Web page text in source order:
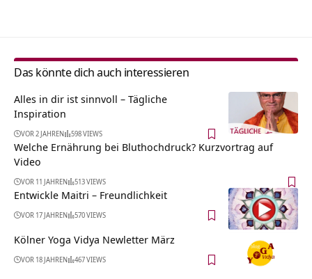
Das könnte dich auch interessieren
Alles in dir ist sinnvoll – Tägliche
Inspiration
VOR 2 JAHREN 598 VIEWS
Welche Ernährung bei Bluthochdruck? Kurzvortrag auf
Video
VOR 11 JAHREN 513 VIEWS
Entwickle Maitri – Freundlichkeit
VOR 17 JAHREN 570 VIEWS
Kölner Yoga Vidya Newletter März
VOR 18 JAHREN 467 VIEWS